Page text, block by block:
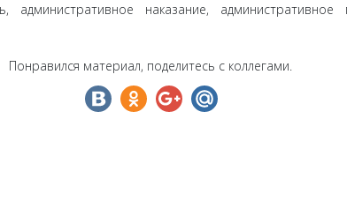
административное наказание,
Понравился материал, поделитесь с коллегами.